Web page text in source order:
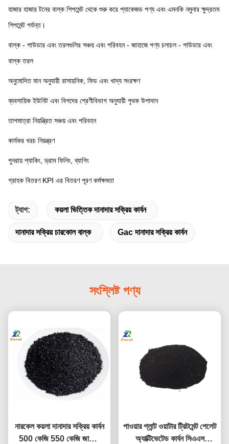
হাজার হাজার টনের বাল্ক শিপমেন্ট থেকে শুরু করে প্যাকেজড পণ্য এবং এমনকি নমুনার ক্ষুদ্রতম
শিপমেন্ট পর্যন্ত।
বাল্ক - পাউডার এবং তরলগুলির সঞ্চয় এবং পরিবহন - জাহাজে পণ্য চলাচল - পাউডার এবং
বাল্ক তরল
অনুমোদিত মান অনুযায়ী রাসায়নিক, ফিড এবং খাদ্য সংরক্ষণ
ব্যবসায়িক ইউনিট এবং বিপদের শ্রেণীবিভাগ অনুযায়ী পৃথক উপাদান
তাপমাত্রা নিয়ন্ত্রিত সঞ্চয় এবং পরিবহন
কার্যকর খরচ নিয়ন্ত্রণ
পুনরায় প্যাকিং, ড্রাম ফিলিং, ব্যাগিং
গ্রাহক বিতরণ KPI এর বিতরণ পূরণ কর্মক্ষমতা
ট্যাগ: কয়লা ভিত্তিক দানাদার সক্রিয় কার্বন
দানাদার সক্রিয় চারকোল বাল্ক Gac দানাদার সক্রিয় কার্বন
সংশ্লিষ্ট পণ্য
নারকেল কয়লা দানাদার সক্রিয় কার্বন
500 কেজি 550 কেজি জাম্বো
পাওয়ার প্লান্ট ওয়াটার ট্রিটমেন্ট পেলেট
অ্যাক্টিভেটেড কার্বন সিএএস